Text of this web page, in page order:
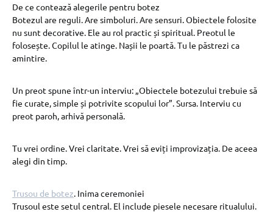
De ce contează alegerile pentru botez
Botezul are reguli. Are simboluri. Are sensuri. Obiectele folosite
nu sunt decorative. Ele au rol practic și spiritual. Preotul le
folosește. Copilul le atinge. Nașii le poartă. Tu le păstrezi ca
amintire.
Un preot spune într-un interviu: „Obiectele botezului trebuie să
fie curate, simple și potrivite scopului lor”. Sursa. Interviu cu
preot paroh, arhivă personală.
Tu vrei ordine. Vrei claritate. Vrei să eviți improvizația. De aceea
alegi din timp.
Trusou de botez. Inima ceremoniei
Trusoul este setul central. El include piesele necesare ritualului.